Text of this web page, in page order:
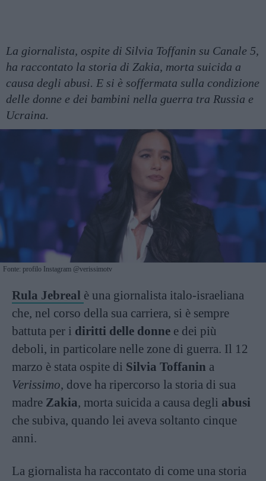
La giornalista, ospite di Silvia Toffanin su Canale 5,
ha raccontato la storia di Zakia, morta suicida a
causa degli abusi. E si è soffermata sulla condizione
delle donne e dei bambini nella guerra tra Russia e
Ucraina.
Fonte: profilo Instagram @verissimotv
Rula Jebreal è una giornalista italo-israeliana
che, nel corso della sua carriera, si è sempre
battuta per i diritti delle donne e dei più
deboli, in particolare nelle zone di guerra. Il 12
marzo è stata ospite di Silvia Toffanin a
Verissimo, dove ha ripercorso la storia di sua
madre Zakia, morta suicida a causa degli abusi
che subiva, quando lei aveva soltanto cinque
anni.
La giornalista ha raccontato di come una storia